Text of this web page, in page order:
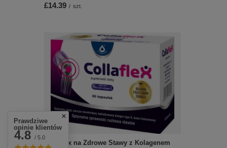
£14.39 / szt.
Collaflex na Zdrowe Stawy z Kolagenem
Prawdziwe
opinie klientów
4.8 / 5.0